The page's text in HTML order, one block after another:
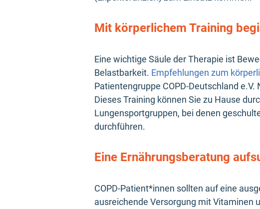
Mit körperlichem Training
Eine wichtige Säule der Therapie ist
Belastbarkeit. Empfehlungen zum
Patientengruppe COPD-Deutschland
Dieses Training können Sie zu Hause
Lungensportgruppen, bei denen
durchführen.
Eine Ernährungsberatung
COPD-Patient*innen sollten auf eine
ausreichende Versorgung mit Vitaminen